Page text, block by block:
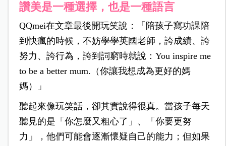
讚美是一種選擇，也是一種語言
QQmei在文章最後開玩笑說：「陪孩子寫功課陪
到快瘋的時候，不妨學學英國老師，誇成績、誇
努力、誇行為，誇到詞窮時就說：You inspire me
to be a better mum.（你讓我想成為更好的媽
媽）」
聽起來像玩笑話，卻其實說得很真。當孩子每天
聽見的是「你怎麼又粗心了」、「你要更努
力」，他們可能會逐漸懷疑自己的能力；但如果